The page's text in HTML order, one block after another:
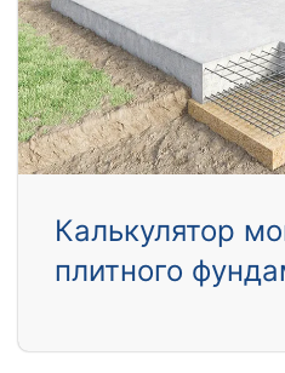
Калькулятор
плитного